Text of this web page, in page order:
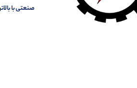
صنعتی با